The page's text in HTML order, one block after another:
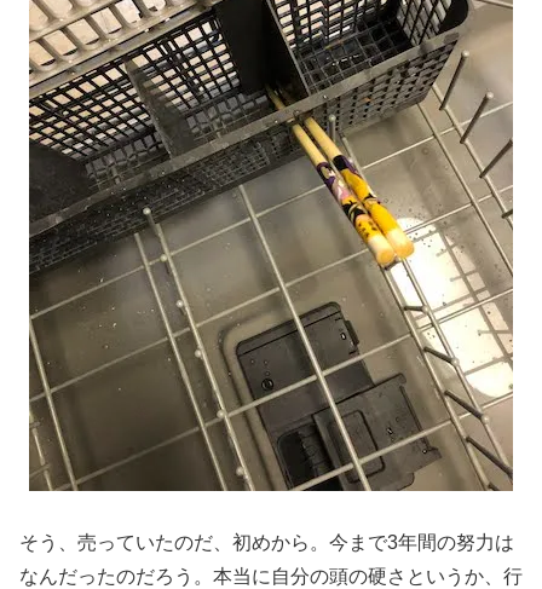
そう、売っていたのだ、初めから。今まで3年間の努力は
なんだったのだろう。本当に自分の頭の硬さというか、行